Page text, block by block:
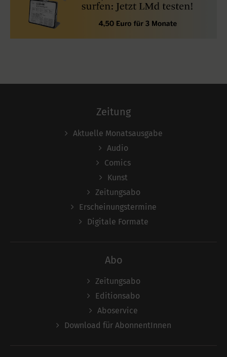
Zeitung
Aktuelle Monatsausgabe
Audio
Comics
Kunst
Zeitungsabo
Erscheinungstermine
Digitale Formate
Abo
Zeitungsabo
Editionsabo
Aboservice
Download für AbonnentInnen